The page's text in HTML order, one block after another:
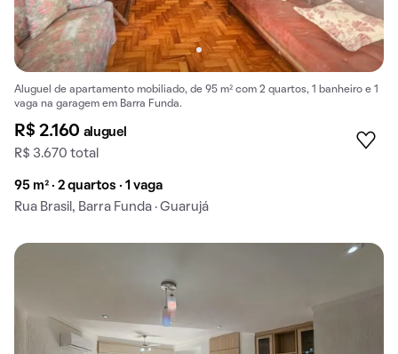
Aluguel de apartamento mobiliado, de 95 m² com 2 quartos, 1 banheiro e 1
vaga na garagem em Barra Funda.
R$ 2.160 aluguel
R$ 3.670 total
95 m² · 2 quartos · 1 vaga
Rua Brasil, Barra Funda · Guarujá